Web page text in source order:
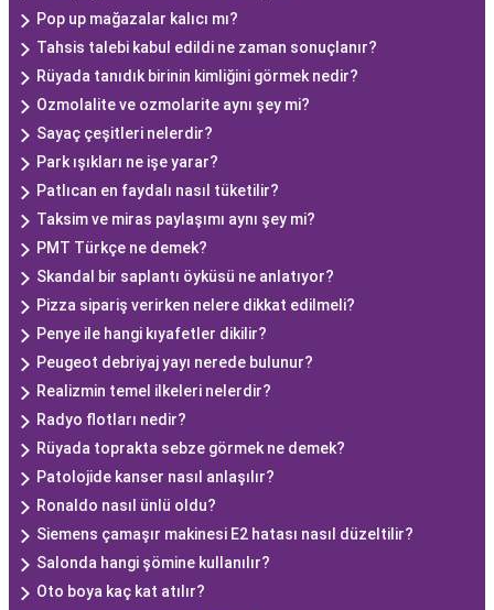
Pop up mağazalar kalıcı mı?
Tahsis talebi kabul edildi ne zaman sonuçlanır?
Rüyada tanıdık birinin kimliğini görmek nedir?
Ozmolalite ve ozmolarite aynı şey mi?
Sayaç çeşitleri nelerdir?
Park ışıkları ne işe yarar?
Patlıcan en faydalı nasıl tüketilir?
Taksim ve miras paylaşımı aynı şey mi?
PMT Türkçe ne demek?
Skandal bir saplantı öyküsü ne anlatıyor?
Pizza sipariş verirken nelere dikkat edilmeli?
Penye ile hangi kıyafetler dikilir?
Peugeot debriyaj yayı nerede bulunur?
Realizmin temel ilkeleri nelerdir?
Radyo flotları nedir?
Rüyada toprakta sebze görmek ne demek?
Patolojide kanser nasıl anlaşılır?
Ronaldo nasıl ünlü oldu?
Siemens çamaşır makinesi E2 hatası nasıl düzeltilir?
Salonda hangi şömine kullanılır?
Oto boya kaç kat atılır?